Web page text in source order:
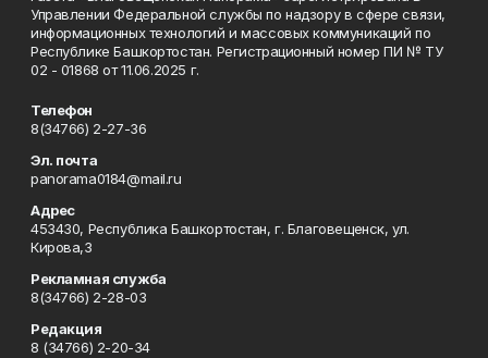
Управлении Федеральной службы по надзору в сфере связи,
информационных технологий и массовых коммуникаций по
Республике Башкортостан. Регистрационный номер ПИ № ТУ
02 - 01868 от 11.06.2025 г.
Телефон
8(34766) 2-27-36
Эл. почта
panorama0184@mail.ru
Адрес
453430, Республика Башкортостан, г. Благовещенск, ул.
Кирова,3
Рекламная служба
8(34766) 2-28-03
Редакция
8 (34766) 2-20-34